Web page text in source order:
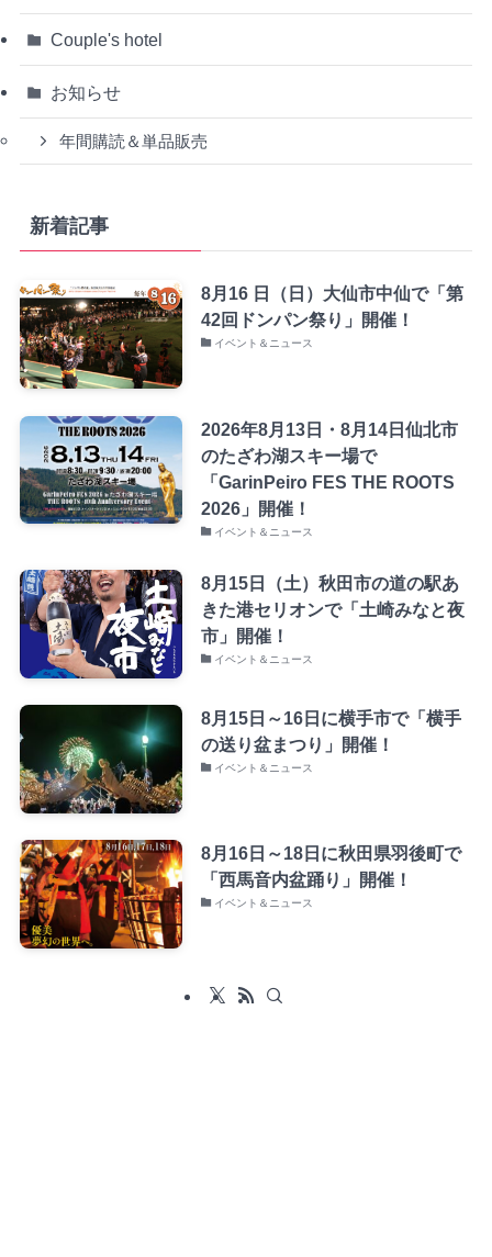
Couple's hotel
お知らせ
年間購読＆単品販売
新着記事
8月16 日（日）大仙市中仙で「第
42回ドンパン祭り」開催！
イベント＆ニュース
2026年8月13日・8月14日仙北市
のたざわ湖スキー場で
「GarinPeiro FES THE ROOTS
2026」開催！
イベント＆ニュース
8月15日（土）秋田市の道の駅あ
きた港セリオンで「土崎みなと夜
市」開催！
イベント＆ニュース
8月15日～16日に横手市で「横手
の送り盆まつり」開催！
イベント＆ニュース
8月16日～18日に秋田県羽後町で
「西馬音内盆踊り」開催！
イベント＆ニュース